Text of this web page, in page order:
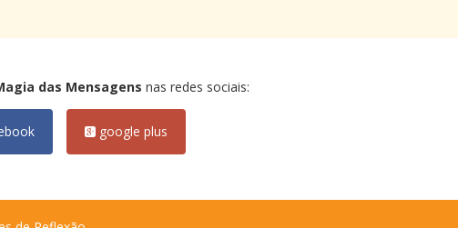
das Mensagens nas redes sociais:
google plus